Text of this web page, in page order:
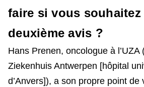
faire si vous souhaitez
deuxième avis ?
Hans Prenen, oncologue à l’UZA
Ziekenhuis Antwerpen [hôpital
d’Anvers]), a son propre point de